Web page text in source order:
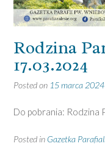
Rodzina
17.03.2024
Posted on 15 marca 2024
Do pobrania: Rodzina
Posted in Gazetka